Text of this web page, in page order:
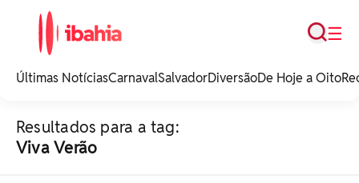
noticias e
☰
Busca
Últimas NotíciasCarnavalSalvadorDiversãoDe Hoje a Oito
Resultados para a tag:
Viva Verão